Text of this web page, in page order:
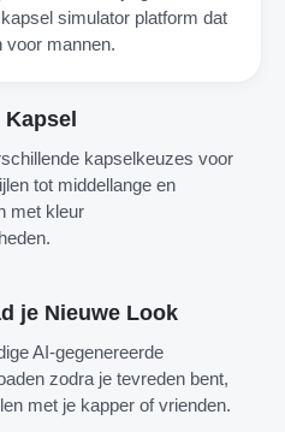
simulator platform dat
voor mannen.
Kapsel
kapselkeuzes voor
tot middellange en
met kleur
je Nieuwe Look
AI-gegenereerde
zodra je tevreden bent,
met je kapper of vrienden.